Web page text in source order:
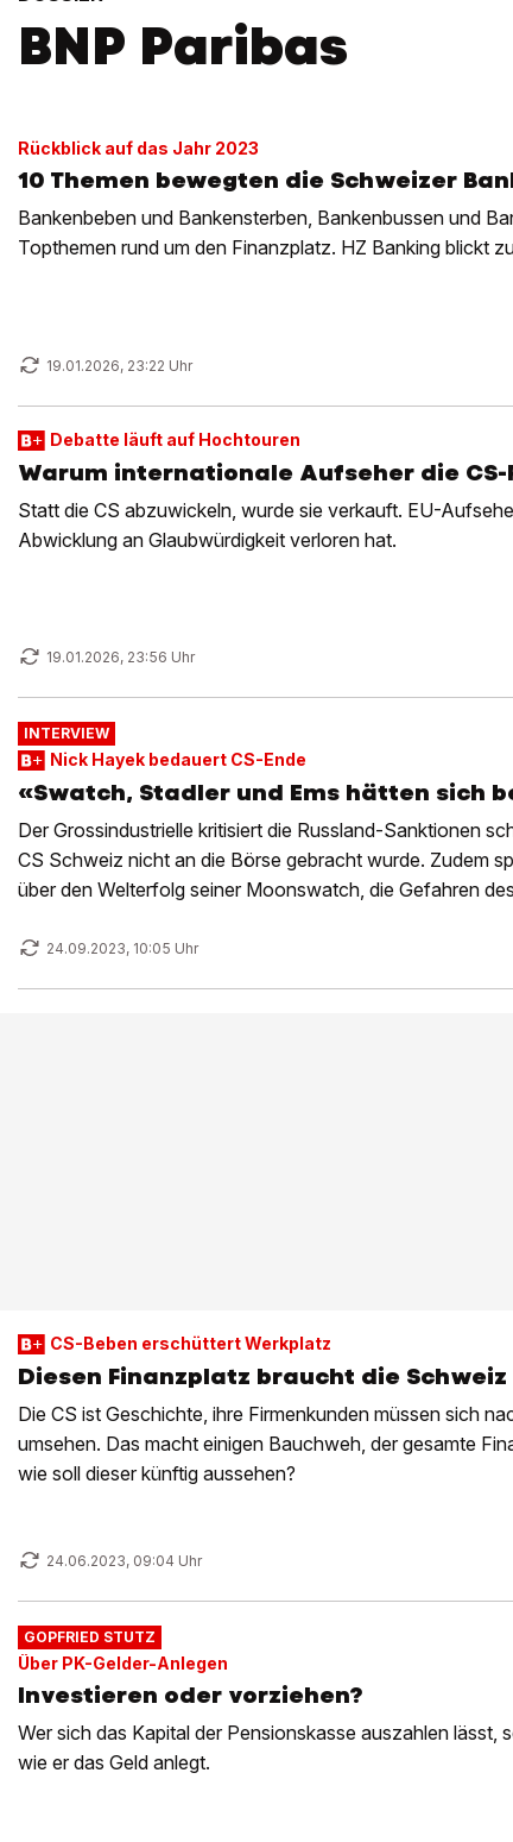
BNP Paribas
Rückblick auf das Jahr 2023
10 Themen bewegten die Schweizer
Bankenbeben und Bankensterben, Bankenbussen und
Topthemen rund um den Finanzplatz. HZ Banking blickt
19.01.2026, 23:22 Uhr
Debatte läuft auf Hochtouren
Warum internationale Aufseher die
Statt die CS abzuwickeln, wurde sie verkauft. EU-
Abwicklung an Glaubwürdigkeit verloren hat.
19.01.2026, 23:56 Uhr
INTERVIEW
Nick Hayek bedauert CS-Ende
«Swatch, Stadler und Ems hätten sich
Der Grossindustrielle kritisiert die Russland-Sanktionen
CS Schweiz nicht an die Börse gebracht wurde. Zudem
über den Welterfolg seiner Moonswatch, die Gefahren
24.09.2023, 10:05 Uhr
CS-Beben erschüttert Werkplatz
Diesen Finanzplatz braucht die Schweiz
Die CS ist Geschichte, ihre Firmenkunden müssen sich
umsehen. Das macht einigen Bauchweh, der gesamte
wie soll dieser künftig aussehen?
24.06.2023, 09:04 Uhr
GOPFRIED STUTZ
Über PK-Gelder-Anlegen
Investieren oder vorziehen?
Wer sich das Kapital der Pensionskasse auszahlen lässt,
wie er das Geld anlegt.